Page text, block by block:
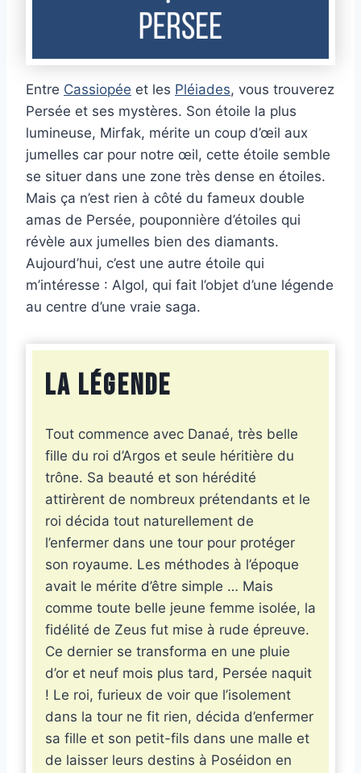
Entre Cassiopée et les Pléiades, vous trouverez
Persée et ses mystères. Son étoile la plus
lumineuse, Mirfak, mérite un coup d’œil aux
jumelles car pour notre œil, cette étoile semble
se situer dans une zone très dense en étoiles.
Mais ça n’est rien à côté du fameux double
amas de Persée, pouponnière d’étoiles qui
révèle aux jumelles bien des diamants.
Aujourd’hui, c’est une autre étoile qui
m’intéresse : Algol, qui fait l’objet d’une légende
au centre d’une vraie saga.
La légende
Tout commence avec Danaé, très belle
fille du roi d’Argos et seule héritière du
trône. Sa beauté et son hérédité
attirèrent de nombreux prétendants et le
roi décida tout naturellement de
l’enfermer dans une tour pour protéger
son royaume. Les méthodes à l’époque
avait le mérite d’être simple … Mais
comme toute belle jeune femme isolée, la
fidélité de Zeus fut mise à rude épreuve.
Ce dernier se transforma en une pluie
d’or et neuf mois plus tard, Persée naquit
! Le roi, furieux de voir que l’isolement
dans la tour ne fit rien, décida d’enfermer
sa fille et son petit-fils dans une malle et
de laisser leurs destins à Poséidon en